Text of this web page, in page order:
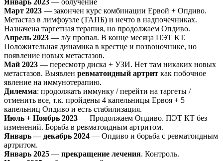
Январь 2023 — облучение
Март 2023 — закончен курс комбинации Ервой + Опдиво.
Метастаз в лимфоузле (ТАПБ) и нечто в надпочечниках.
Назначена таргетная терапия, но продолжаем Опдиво.
Апрель 2023 — л/у пропал. В конце месяца ПЭТ КТ.
Положительная динамика в крестце и позвоночнике, но
появление новых метастазов.
Май 2023 — пересмотр диска + УЗИ. Нет там никаких новых
метастазов. Выявлен ревматоидный артрит как побочное
явление на иммунотерапию.
Дилемма: продолжать иммунку / перейти на таргеты /
отменить все, т.к. пройдены 4 капельницы Ервоя + 5
капельниц Опдиво и есть стабилизация.
Июль + Ноябрь 2023 — Продолжаем Опдиво. ПЭТ КТ без
изменений. Борьба в ревматоидным артритом.
Январь — декабрь 2024 — Опдиво и борьба с ревматоидным
артритом.
Январь 2025 — прекращение лечения. Контроль.